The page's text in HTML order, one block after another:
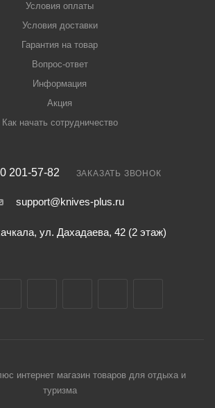
Условия оплаты
Условия доставки
Гарантия на товар
Вопрос-ответ
Информация
Акция
Как начать сотрудничество
201-57-82 ЗАКАЗАТЬ ЗВОНОК
support@knives-plus.ru
ул. Дахадаева, 42 (2 этаж)
интернет магазин товаров для отдыха и
туризма